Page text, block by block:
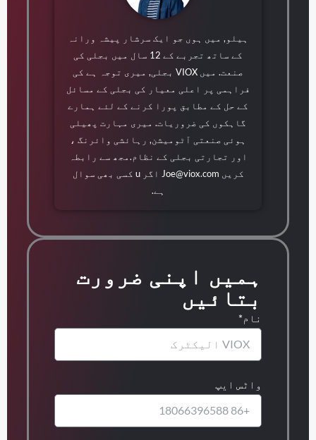
ہیلو, میں ہوں جو ایک سرشار پیشہ ورانہ
کے ساتھ تجربے کے 12 سال میں بجلی کی
صنعت. میں VIOX بجلی, میری توجہ ہے کی
فراہمی پر اعلی معیار کی بجلی کے مسائل
کے حل کے مطابق پورا کرنے کے لئے ہمارے
گاہکوں کی ضروریات. میری مہارت پھیلی
ہوئی صنعتی آٹومیشن, رہائشی وائرنگ ،
اور تجارتی بجلی کے نظام.مجھ سے رابطہ
کریں Joe@viox.com
اگر u کسی بھی سوال
ہے.
ہمیں اپنی ضرورت
بتائیں
نام*
واٹس ایپ